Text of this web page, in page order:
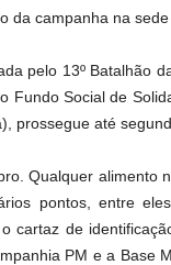
da campanha na sede
pelo 13º Batalhão
Fundo Social de
prossegue até
Qualquer alimento
pontos, entre
cartaz de
PM e a Base